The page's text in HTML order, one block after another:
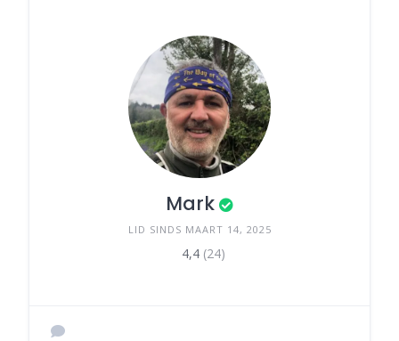
Mark
LID SINDS MAART 14, 2025
4,4 (24)